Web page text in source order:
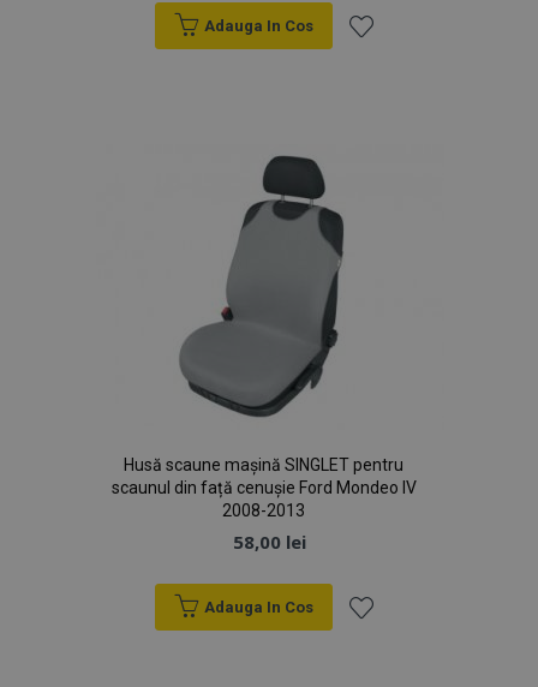
Adauga In Cos
Husă scaune mașină SINGLET pentru
scaunul din față cenușie Ford Mondeo IV
2008-2013
58,00 lei
Adauga In Cos